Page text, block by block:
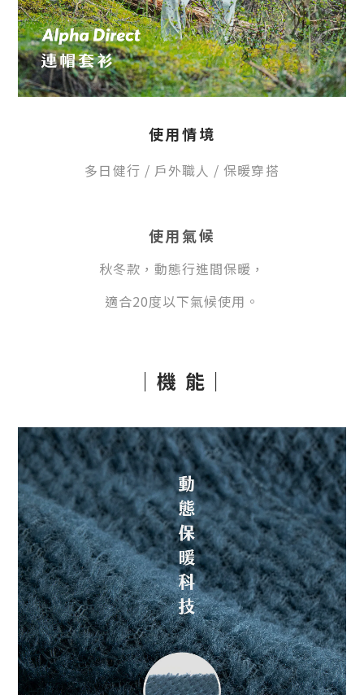
使用情境
多日健行 / 戶外職人 / 保暖穿搭
使用氣候
秋冬款，動態行進間保暖，
適合20度以下氣候使用。
｜機 能｜